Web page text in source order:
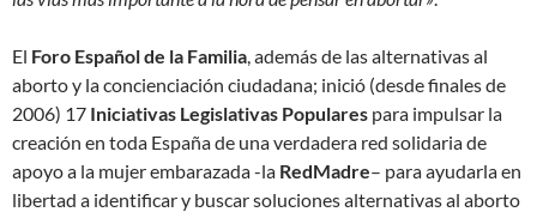
El Foro Español de la Familia, además de las alternativas al
aborto y la concienciación ciudadana; inició (desde finales de
2006) 17 Iniciativas Legislativas Populares para impulsar la
creación en toda España de una verdadera red solidaria de
apoyo a la mujer embarazada -la RedMadre– para ayudarla en
libertad a identificar y buscar soluciones alternativas al aborto